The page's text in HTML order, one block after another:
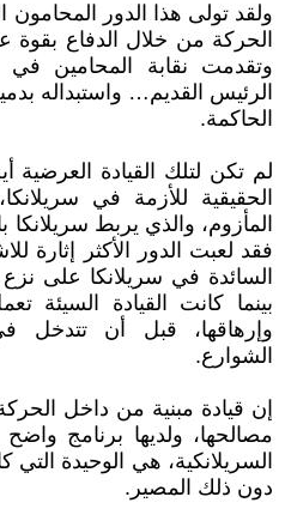
ولقد تولى هذا الدور المحامون
الحركة من خلال الدفاع بقوة
وتقدمت نقابة المحامين في
الرئيس القديم… واستبداله
الحاكمة.
لم تكن لتلك القيادة العرضية
الحقيقية للأزمة في
المأزوم، والذي يربط سريلانكا
فقد لعبت الدور الأكثر إثارة
السائدة في سريلانكا على
بينما كانت القيادة السيئة
وإرهاقها، قبل أن تتدخل
الشوارع.
إن قيادة مبنية من داخل
مصالحها، ولديها برنامج
السريلانكية، هي الوحيدة
دون ذلك المصير.